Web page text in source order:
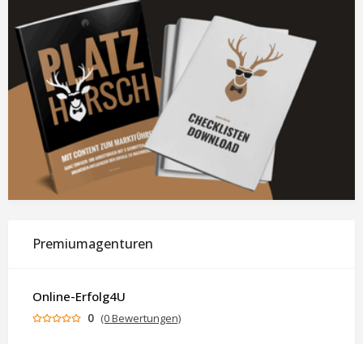
Premiumagenturen
Online-Erfolg4U
0 (0 Bewertungen)